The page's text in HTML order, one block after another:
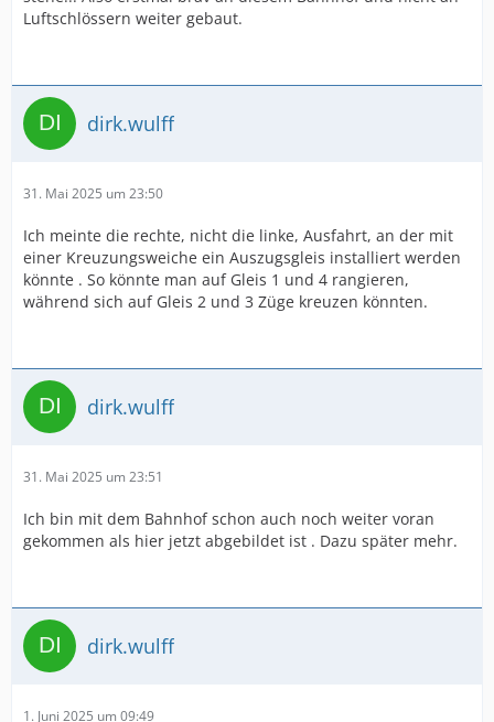
Luftschlössern weiter gebaut.
dirk.wulff
31. Mai 2025 um 23:50
Ich meinte die rechte, nicht die linke, Ausfahrt, an der mit
einer Kreuzungsweiche ein Auszugsgleis installiert werden
könnte . So könnte man auf Gleis 1 und 4 rangieren,
während sich auf Gleis 2 und 3 Züge kreuzen könnten.
dirk.wulff
31. Mai 2025 um 23:51
Ich bin mit dem Bahnhof schon auch noch weiter voran
gekommen als hier jetzt abgebildet ist . Dazu später mehr.
dirk.wulff
1. Juni 2025 um 09:49